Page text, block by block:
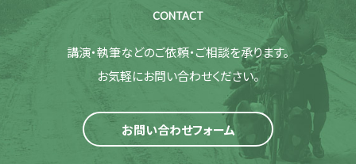
CONTACT
講演・執筆などのご依頼・ご相談を承ります。
お気軽にお問い合わせください。
お問い合わせフォーム